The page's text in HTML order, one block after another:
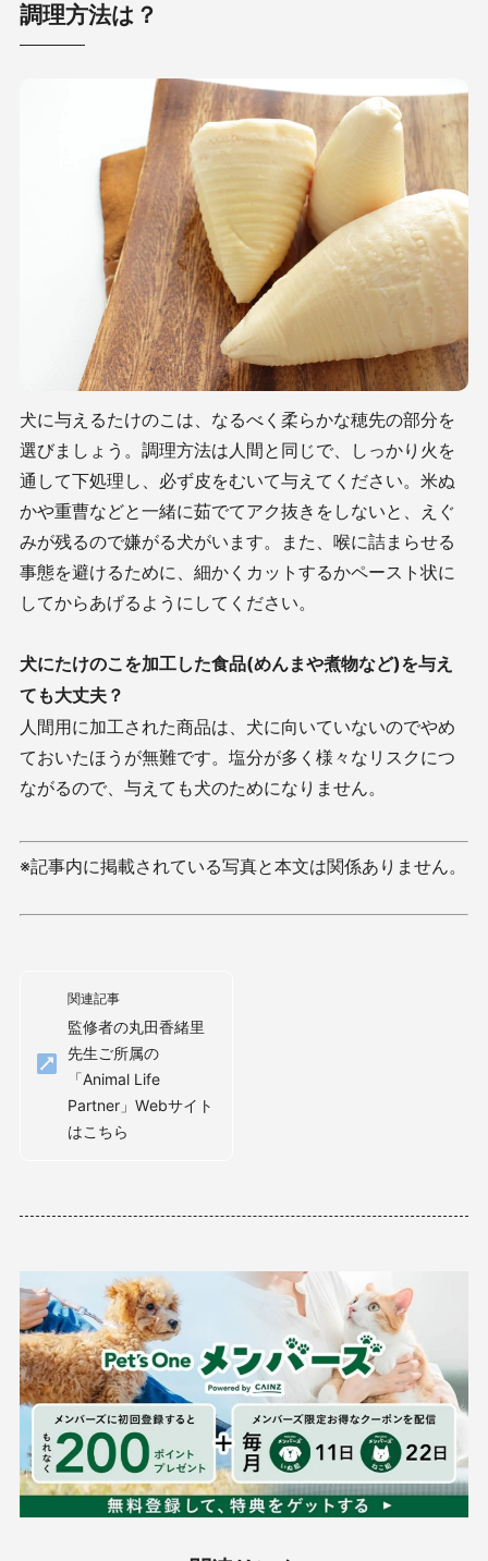
調理方法は？
犬に与えるたけのこは、なるべく柔らかな穂先の部分を
選びましょう。調理方法は人間と同じで、しっかり火を
通して下処理し、必ず皮をむいて与えてください。米ぬ
かや重曹などと一緒に茹でてアク抜きをしないと、えぐ
みが残るので嫌がる犬がいます。また、喉に詰まらせる
事態を避けるために、細かくカットするかペースト状に
してからあげるようにしてください。
犬にたけのこを加工した食品(めんまや煮物など)を与え
ても大丈夫？
人間用に加工された商品は、犬に向いていないのでやめ
ておいたほうが無難です。塩分が多く様々なリスクにつ
ながるので、与えても犬のためになりません。
※記事内に掲載されている写真と本文は関係ありません。
関連記事
監修者の丸田香緒里
先生ご所属の
「Animal Life
Partner」Webサイト
はこちら